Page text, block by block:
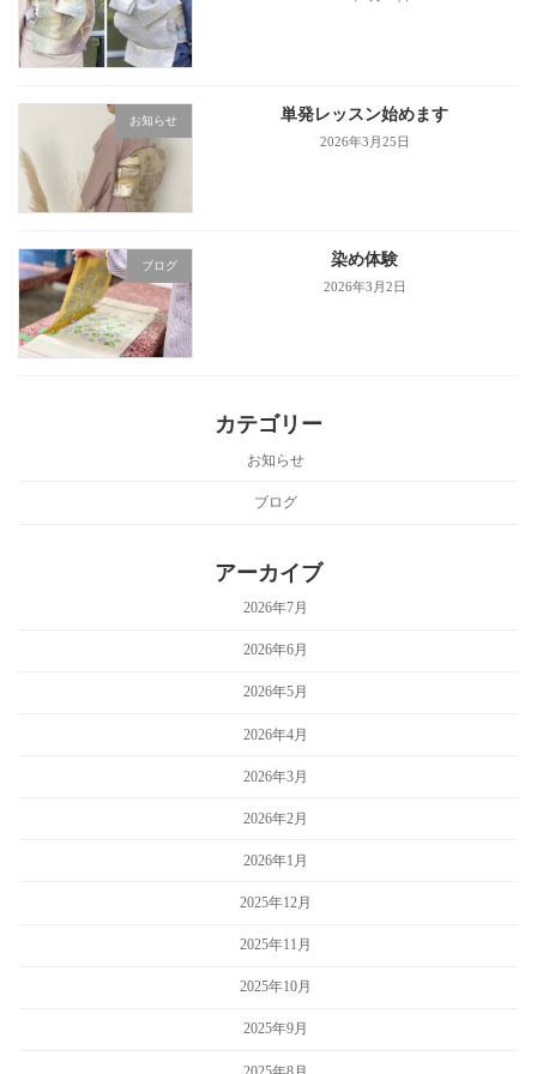
お知らせ 単発レッスン始めます
2026年3月25日
ブログ 染め体験
2026年3月2日
カテゴリー
お知らせ
ブログ
アーカイブ
2026年7月
2026年6月
2026年5月
2026年4月
2026年3月
2026年2月
2026年1月
2025年12月
2025年11月
2025年10月
2025年9月